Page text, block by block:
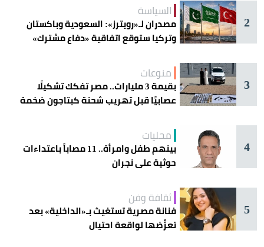
2
السياسة
مصدران لـ«رويترز»: السعودية وباكستان
وتركيا ستوقع اتفاقية «دفاع مشترك»
3
منوعات
بقيمة 3 مليارات.. مصر تفكك تشكيلًا
عصابيًا قبل تهريب شحنة كبتاجون ضخمة
4
محليات
بينهم طفل وامرأة.. 11 مصاباً باعتداءات
حوثية على نجران
5
ثقافة وفن
فنانة مصرية تستغيث بـ«الداخلية» بعد
تعرُّضها لواقعة احتيال